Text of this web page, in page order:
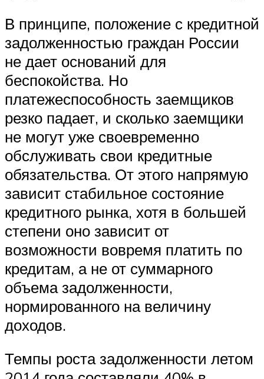
В принципе, положение с кредитной
задолженностью граждан России
не дает оснований для
беспокойства. Но
платежеспособность заемщиков
резко падает, и сколько заемщики
не могут уже своевременно
обслуживать свои кредитные
обязательства. От этого напрямую
зависит стабильное состояние
кредитного рынка, хотя в большей
степени оно зависит от
возможности вовремя платить по
кредитам, а не от суммарного
объема задолженности,
нормированного на величину
доходов.
Темпы роста задолженности летом